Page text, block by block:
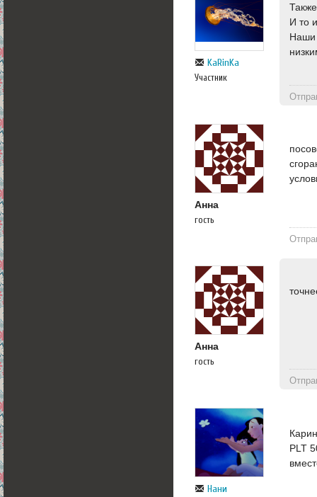
KaRinKa
Участник
И то
Наши
Анна
гость
Анна
гость
Нани
PLT